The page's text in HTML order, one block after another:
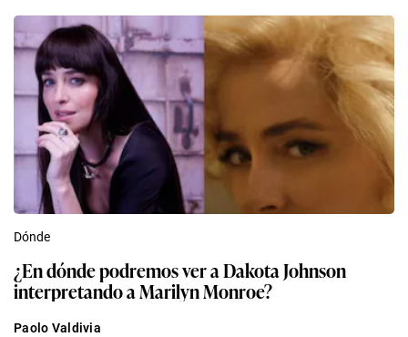
Dónde
¿En dónde podremos ver a Dakota Johnson
interpretando a Marilyn Monroe?
Paolo Valdivia